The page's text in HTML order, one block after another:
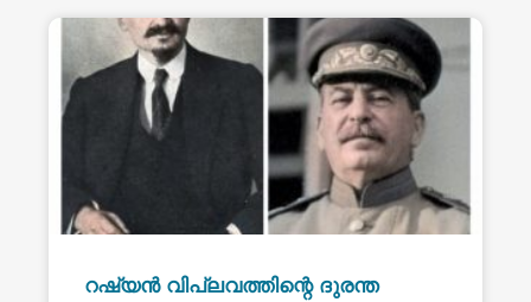
റഷ്യൻ വിപ്ലവത്തിന്റെ ദുരന്ത